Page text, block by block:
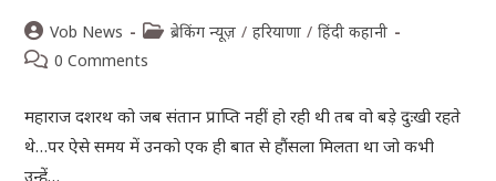
Vob News ब्रेकिंग न्यूज़ / हरियाणा / हिंदी कहानी
0 Comments
महाराज दशरथ को जब संतान प्राप्ति नहीं हो रही थी तब वो बड़े दुःखी रहते
थे…पर ऐसे समय में उनको एक ही बात से हौंसला मिलता था जो कभी
उन्हें…